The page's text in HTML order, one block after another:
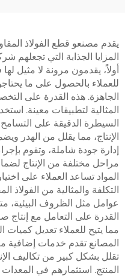
يقدم مصنعو قطع الفولاذ
المزايا الجذابة التي تجعلهم
أولاً، يقدمون مرونة لا مثيل
للعملاء بالحصول على ما
الجاهزة. هذه القدرة على
المثالية لتطبيقات معينة.
السيطرة الدقيقة على
الإنتاج، مما يقلل من الهدر
إدارة جودة شاملة، وتقوم
مراحل مختلفة من الإنتاج
المواد تساعد العملاء على
التكلفة والمثالية من الفولاذ
عوامل مثل الظروف البيئية،
القدرة على التعامل مع إنتاج
مما يتيح للعملاء تعديل كميات
المصانع تقدم خدمات إضافية
تقلل بشكل كبير من تكاليف
المنتج. استثمارهم في المعدات